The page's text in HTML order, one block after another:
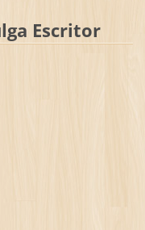
Escritor